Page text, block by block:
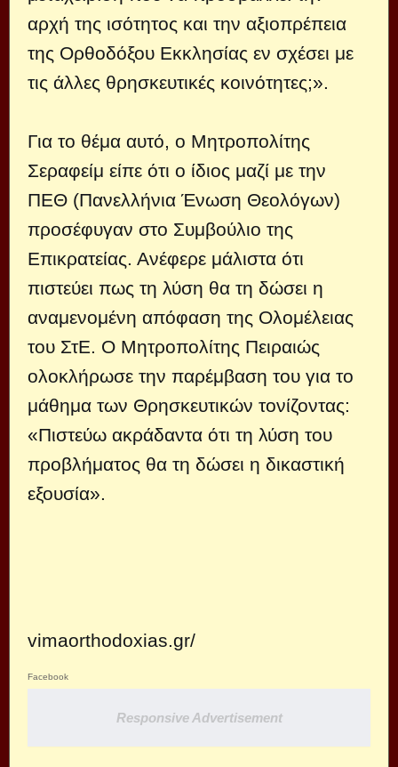
αρχή της ισότητος και την αξιοπρέπεια
της Ορθοδόξου Εκκλησίας εν σχέσει με
τις άλλες θρησκευτικές κοινότητες;».
Για το θέμα αυτό, ο Μητροπολίτης
Σεραφείμ είπε ότι ο ίδιος μαζί με την
ΠΕΘ (Πανελλήνια Ένωση Θεολόγων)
προσέφυγαν στο Συμβούλιο της
Επικρατείας. Ανέφερε μάλιστα ότι
πιστεύει πως τη λύση θα τη δώσει η
αναμενομένη απόφαση της Ολομέλειας
του ΣτΕ. Ο Μητροπολίτης Πειραιώς
ολοκλήρωσε την παρέμβαση του για το
μάθημα των Θρησκευτικών τονίζοντας:
«Πιστεύω ακράδαντα ότι τη λύση του
προβλήματος θα τη δώσει η δικαστική
εξουσία».
vimaorthodoxias.gr/
Facebook
Responsive Advertisement